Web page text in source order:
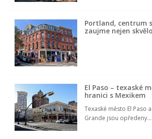
Portland, centrum
zaujme nejen
El Paso – texaské
hranici s Mexikem
Texaské město El Paso
Grande jsou opředeny...